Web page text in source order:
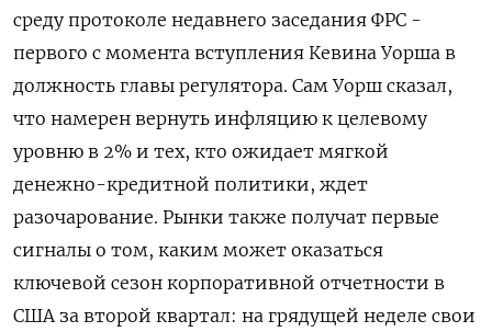
среду протоколе недавнего заседания ФРС -
первого с момента вступления Кевина Уорша в
должность главы регулятора. Сам Уорш сказал,
что намерен вернуть инфляцию к целевому
уровню в 2% и тех, кто ожидает мягкой
денежно-кредитной политики, ждет
разочарование. Рынки также получат первые
сигналы о том, каким ​может оказаться
ключевой сезон корпоративной отчетности в
США за ​второй квартал: на грядущей неделе свои